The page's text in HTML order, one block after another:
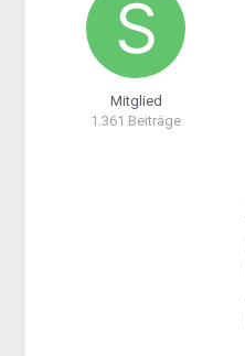
Mitglied
1.361 Beiträge